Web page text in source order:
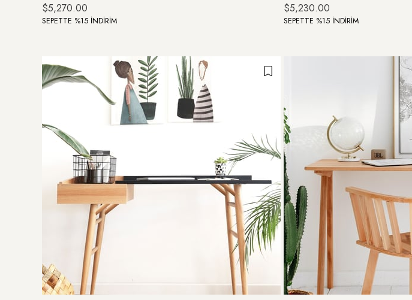
$5,270.00
SEPETTE %15 İNDİRİM
$5,230.00
SEPETTE %15 İNDİRİM